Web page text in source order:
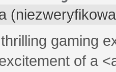
gaming
of a